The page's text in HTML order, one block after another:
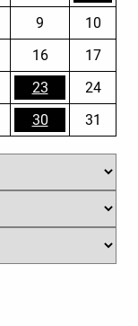
9
10
16
17
23
24
30
31